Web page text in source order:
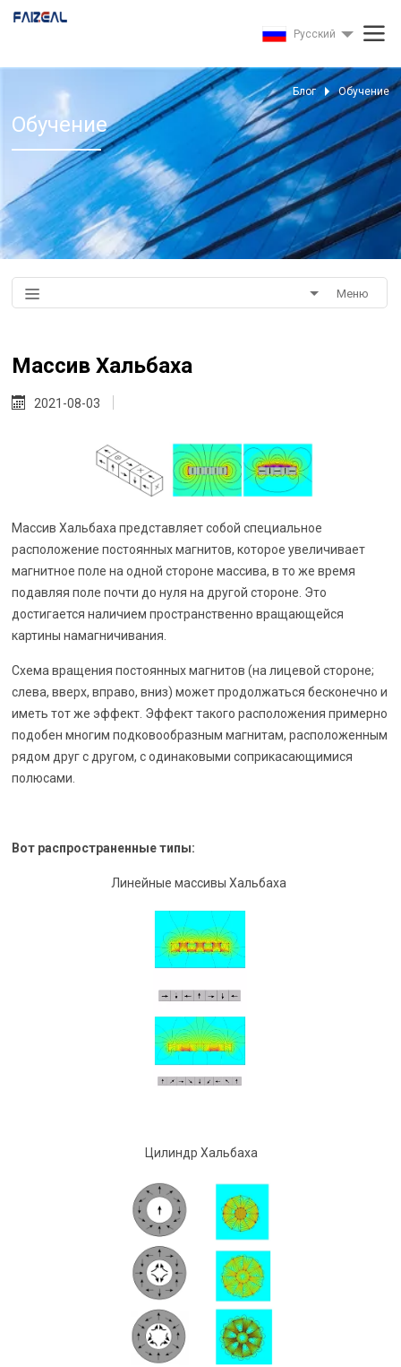
Pусский
Блог Обучение
Обучение
Меню
Массив Хальбаха
2021-08-03
Массив Хальбаха представляет собой специальное
расположение постоянных магнитов, которое увеличивает
магнитное поле на одной стороне массива, в то же время
подавляя поле почти до нуля на другой стороне. Это
достигается наличием пространственно вращающейся
картины намагничивания.
Схема вращения постоянных магнитов (на лицевой стороне;
слева, вверх, вправо, вниз) может продолжаться бесконечно и
иметь тот же эффект. Эффект такого расположения примерно
подобен многим подковообразным магнитам, расположенным
рядом друг с другом, с одинаковыми соприкасающимися
полюсами.
Вот распространенные типы:
Линейные массивы Хальбаха
Цилиндр Хальбаха